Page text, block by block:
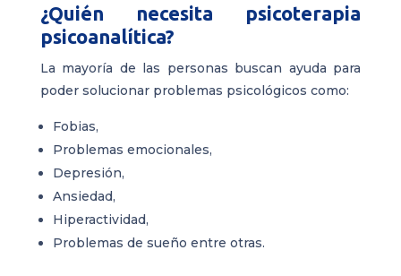
¿Quién necesita psicoterapia
psicoanalítica?
La mayoría de las personas buscan ayuda para
poder solucionar problemas psicológicos como:
Fobias,
Problemas emocionales,
Depresión,
Ansiedad,
Hiperactividad,
Problemas de sueño entre otras.